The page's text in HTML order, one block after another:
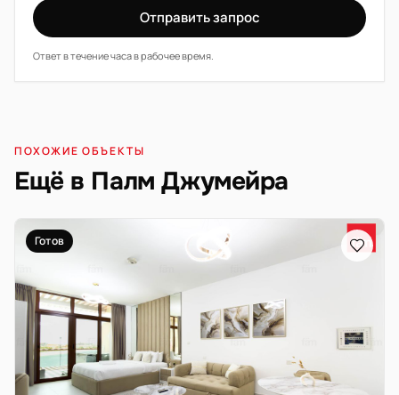
Отправить запрос
Ответ в течение часа в рабочее время.
ПОХОЖИЕ ОБЪЕКТЫ
Ещё в Палм Джумейра
Готов